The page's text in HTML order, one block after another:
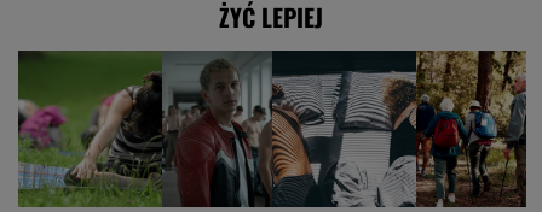
ŻYĆ LEPIEJ